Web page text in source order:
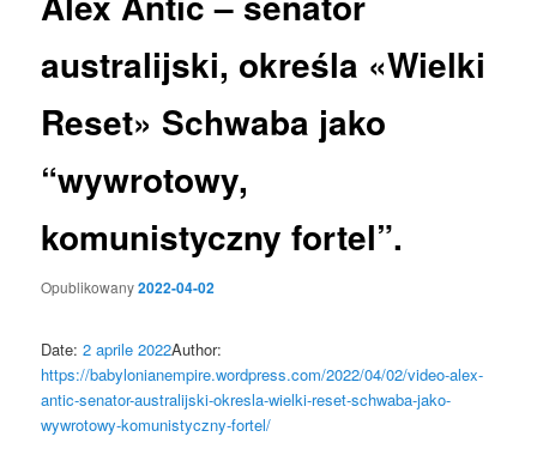
australijski, określa «Wielki
Reset» Schwaba jako
“wywrotowy,
komunistyczny fortel”.
Opublikowany2022-04-02
Date:2 aprile 2022Author:
https://babylonianempire.wordpress.com/2022/04/02/video-alex-
antic-senator-australijski-okresla-wielki-reset-schwaba-jako-
wywrotowy-komunistyczny-fortel/